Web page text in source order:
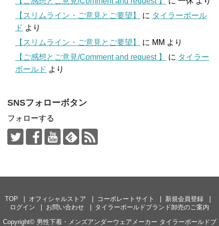
【スリムライン・ご意見とご要望】
に タイラーボール
ド より
【スリムライン・ご意見とご要望】
に MM より
【ご感想とご意見/Comment and request 】
に タイラー
ボールド より
SNSフォローボタン
フォローする
TOP オフィシャルストア コーポレートサイト
新規会員登録
ログイン
お問い合わせ
タイラーボールドブランド卸売のご案内
Copyright© 男性下着・メンズアンダーウェアメーカー タイラーボールドブ